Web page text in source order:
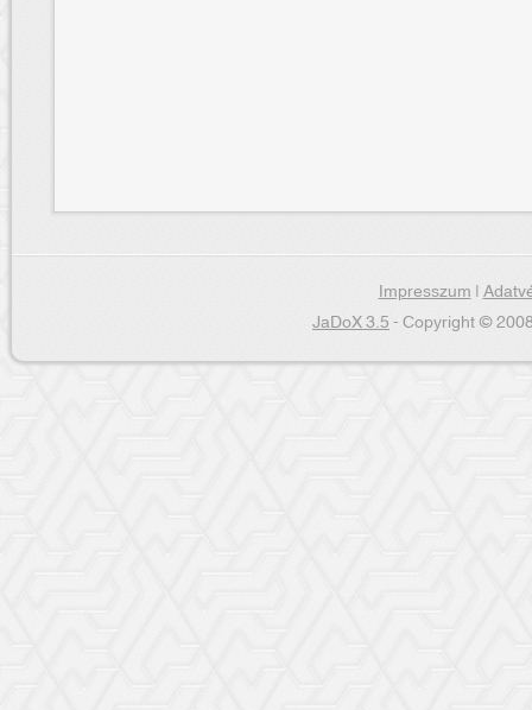
Impresszum|
JaDoX 3.5- Copyright ©